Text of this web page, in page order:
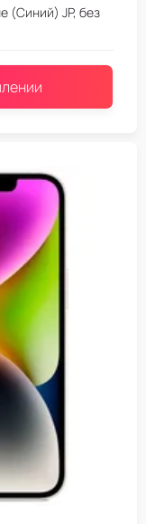
(Синий) JP, без